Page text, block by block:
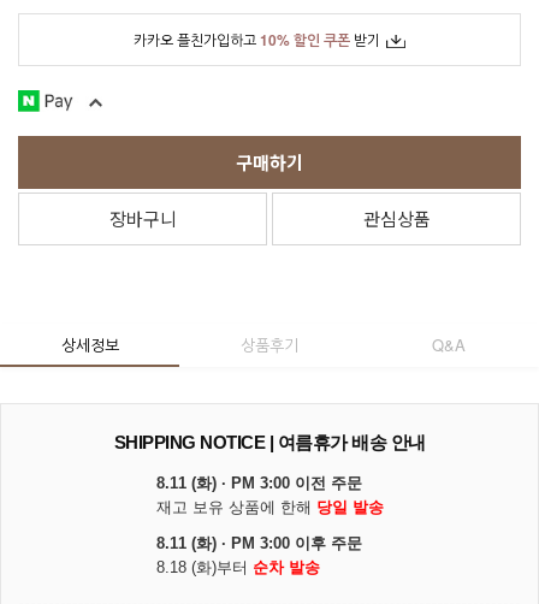
카카오 플친가입하고10% 할인 쿠폰 받기
구매하기
장바구니 관심상품
상세정보 상품후기 Q&A
SHIPPING NOTICE | 여름휴가 배송 안내
8.11 (화) · PM 3:00 이전 주문
재고 보유 상품에 한해 당일 발송
8.11 (화) · PM 3:00 이후 주문
8.18 (화)부터 순차 발송